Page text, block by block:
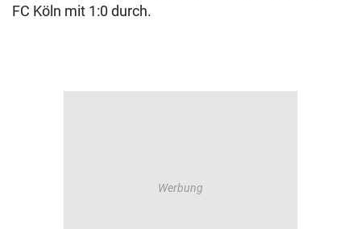
FC Köln mit 1:0 durch.